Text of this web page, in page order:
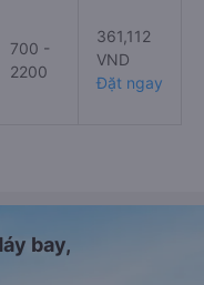
700 -
2200
361,112
VND
Đặt ngay
bay,